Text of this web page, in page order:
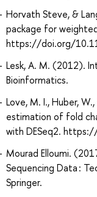
Horvath Steve, &
package for
https://doi.org/
Lesk, A. M. (2012).
Bioinformatics.
Love, M. I., Huber,
estimation of fold
with DESeq2.
Mourad Elloumi.
Sequencing Data :
Springer.